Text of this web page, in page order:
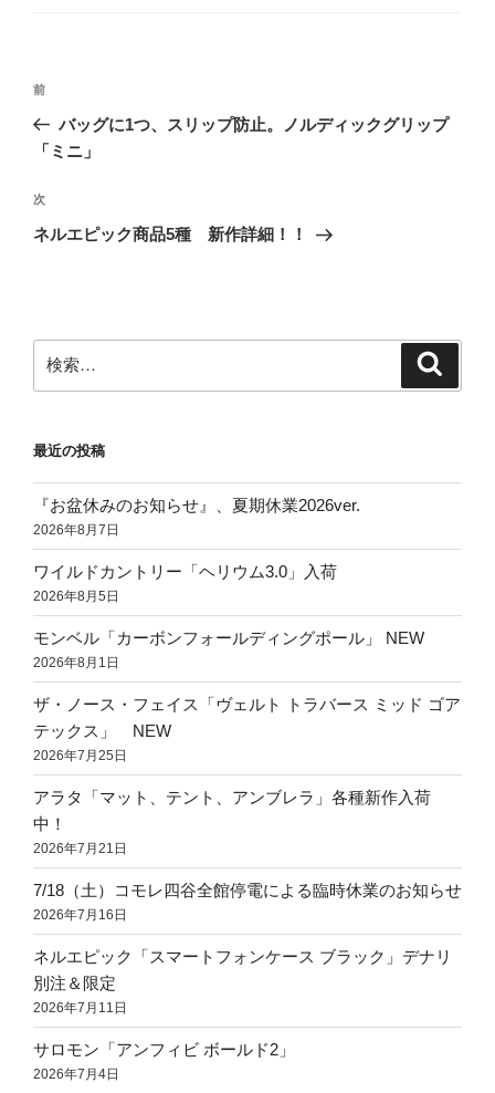
投
ナ
ゲ
ー
前
の
投
前
バッグに1つ、スリップ防止。ノルディックグリップ
「ミニ」
次
の
次
ネルエピック商品5種 新作詳細！！
索:
最近の投稿
『お盆休みのお知らせ』、夏期休業2026ver.
2026年8月7日
ワイルドカントリー「ヘリウム3.0」入荷
2026年8月5日
モンベル「カーボンフォールディングポール」 NEW
2026年8月1日
ザ・ノース・フェイス「ヴェルト トラバース ミッド ゴア
テックス」 NEW
2026年7月25日
アラタ「マット、テント、アンブレラ」各種新作入荷
中！
2026年7月21日
7/18（土）コモレ四谷全館停電による臨時休業のお知らせ
2026年7月16日
ネルエピック「スマートフォンケース ブラック」デナリ
別注＆限定
2026年7月11日
サロモン「アンフィビ ボールド2」
2026年7月4日